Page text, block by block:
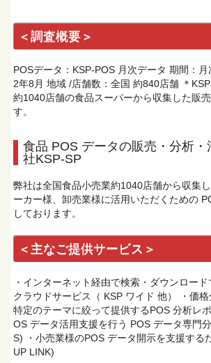
＜調査概要＞
POSデータ：KSP-POS 月次データ 期間：
2年8月 地域 /店舗数：全国 約840店舗 ＊
約1040店舗の食品スーパーから収集した販
す。
食品 POS データの販売・分析・
社KSP-SP
弊社は全国食品小売業約1040店舗から収集
ーカー様、卸売業様に活用いただくための
しております。
＜主なご提供サービス＞
・インターネット経由で検索・ダウンロー
クラウドサービス（ KSP ワイド 他） ・価
特定のテーマに絞って提供するPOS 分析レ
OS データ活用支援を行う POS データ専門
S) ・小売業様のPOS データ開示を支援する
UP LINK)